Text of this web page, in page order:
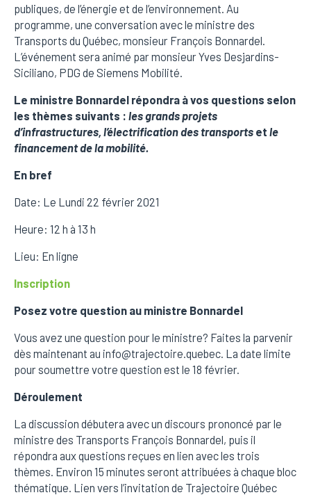
publiques, de l’énergie et de l’environnement. Au
programme, une conversation avec le ministre des
Transports du Québec, monsieur François Bonnardel.
L’événement sera animé par monsieur Yves Desjardins-
Siciliano, PDG de Siemens Mobilité.
Le ministre Bonnardel répondra à vos questions selon
les thèmes suivants : les grands projets
d’infrastructures, l’électrification des transports et le
financement de la mobilité.
En bref
Date: Le Lundi 22 février 2021
Heure: 12 h à 13 h
Lieu: En ligne
Inscription
Posez votre question au ministre Bonnardel
Vous avez une question pour le ministre? Faites la parvenir
dès maintenant au info@trajectoire.quebec. La date limite
pour soumettre votre question est le 18 février.
Déroulement
La discussion débutera avec un discours prononcé par le
ministre des Transports François Bonnardel, puis il
répondra aux questions reçues en lien avec les trois
thèmes. Environ 15 minutes seront attribuées à chaque bloc
thématique. Lien vers l’invitation de Trajectoire Québec